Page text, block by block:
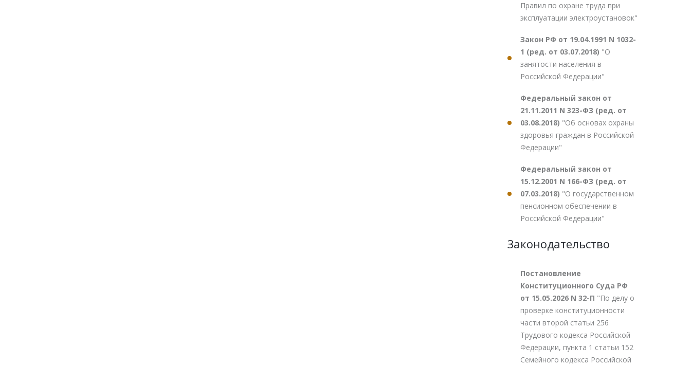
Правил по охране труда при
эксплуатации электроустановок"
Закон РФ от 19.04.1991 N 1032-
1 (ред. от 03.07.2018) "О
занятости населения в
Российской Федерации"
Федеральный закон от
21.11.2011 N 323-ФЗ (ред. от
03.08.2018) "Об основах охраны
здоровья граждан в Российской
Федерации"
Федеральный закон от
15.12.2001 N 166-ФЗ (ред. от
07.03.2018) "О государственном
пенсионном обеспечении в
Российской Федерации"
Законодательство
Постановление
Конституционного Суда РФ
от 15.05.2026 N 32-П "По делу о
проверке конституционности
части второй статьи 256
Трудового кодекса Российской
Федерации, пункта 1 статьи 152
Семейного кодекса Российской